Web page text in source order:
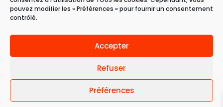
pouvez modifier les « Préférences » pour fournir un consentement
contrôlé.
Accepter
Refuser
Préférences
Du mardi au samedi
© 2024 Tilvist | Politique de confidentialité |